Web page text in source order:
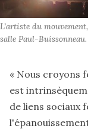
L’artiste du
salle Paul-
« Nous croyons
est
de liens sociaux